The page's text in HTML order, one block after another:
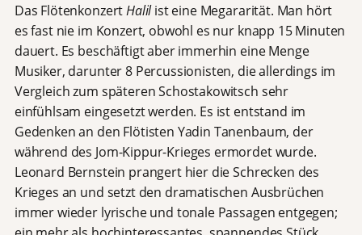
Das FlötenkonzertHalilist eine Megararität. Man hört
es fast nie im Konzert, obwohl es nur knapp 15 Minuten
dauert. Es beschäftigt aber immerhin eine Menge
Musiker, darunter 8 Percussionisten, die allerdings im
Vergleich zum späteren Schostakowitsch sehr
einfühlsam eingesetzt werden. Es ist entstand im
Gedenken an den Flötisten Yadin Tanenbaum, der
während des Jom-Kippur-Krieges ermordet wurde.
Leonard Bernstein prangert hier die Schrecken des
Krieges an und setzt den dramatischen Ausbrüchen
immer wieder lyrische und tonale Passagen entgegen;